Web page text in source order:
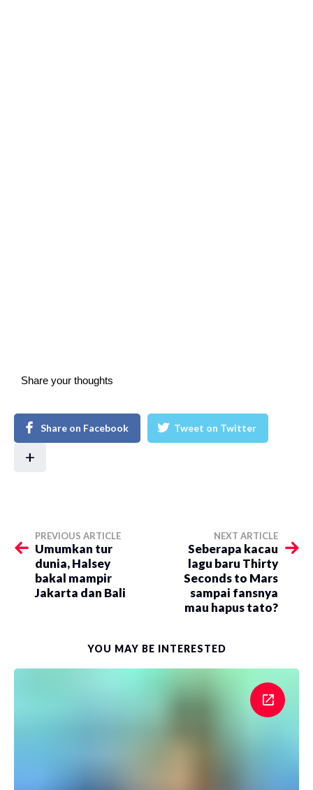
Share your thoughts
Share on Facebook Tweet on Twitter
+
PREVIOUS ARTICLE
Umumkan tur
dunia, Halsey
bakal mampir
Jakarta dan Bali
NEXT ARTICLE
Seberapa kacau
lagu baru Thirty
Seconds to Mars
sampai fansnya
mau hapus tato?
YOU MAY BE INTERESTED